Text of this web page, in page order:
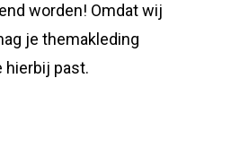
worden! Omdat wij
je themakleding
hierbij past.